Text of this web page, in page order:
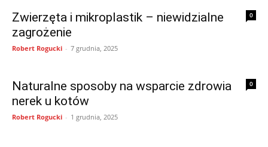
0
Zwierzęta i mikroplastik – niewidzialne
zagrożenie
Robert Rogucki - 7 grudnia, 2025
0
Naturalne sposoby na wsparcie zdrowia
nerek u kotów
Robert Rogucki - 1 grudnia, 2025